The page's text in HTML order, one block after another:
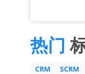
热门
CRM SCRM